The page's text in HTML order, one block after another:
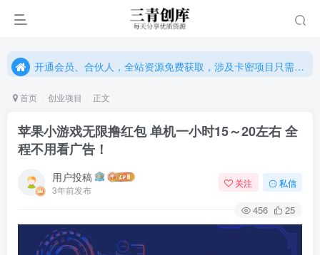
开通会员、合伙人，全站资源免费获取，涉及卡密项目只需单独购卡密（位置：网站右下悬浮按钮）
开通会员、合伙人，全站资源免费获取，涉及卡密项目只需单独购卡密（位置：网站右下悬浮按钮）
首页 创业项目 正文
苹果小游戏无限撸红包 单机一小时15～20左右 全
程不用看广告！
用户投稿
3年前发布
关注 私信
456 25